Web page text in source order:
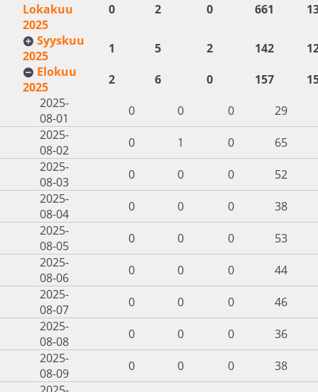
Lokakuu
2025
0 2 0 661
Syyskuu
2025
1 5 2 142
Elokuu
2025
2 6 0 157
2025-
08-01
0 0 0
29
2025-
08-02
0 1 0
65
2025-
08-03
0 0 0
52
2025-
08-04
0 0 0
38
2025-
08-05
0 0 0
53
2025-
08-06
0 0 0
44
2025-
08-07
0 0 0
46
2025-
08-08
0 0 0
36
2025-
08-09
0 0 0
38